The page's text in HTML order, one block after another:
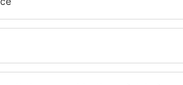
Hotel mit hohem
abwechslungsreiches
Attraktionen für
eine hervorragende
die geschäftlich
organisieren möchten.